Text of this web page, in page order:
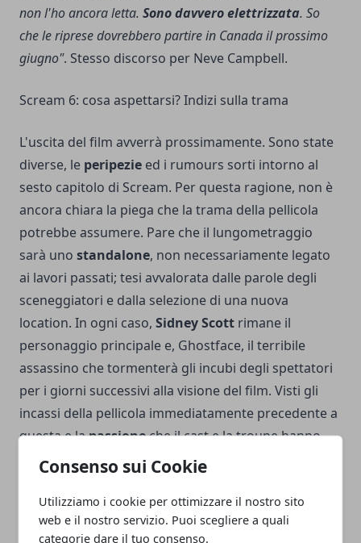
Consenso sui Cookie
Utilizziamo i cookie per ottimizzare il nostro sito
web e il nostro servizio. Puoi scegliere a quali
categorie dare il tuo consenso.
non l'ho ancora letta. Sono davvero elettrizzata. So
che le riprese dovrebbero partire in Canada il prossimo
giugno". Stesso discorso per Neve Campbell.
Scream 6: cosa aspettarsi? Indizi sulla trama
L'uscita del film avverrà prossimamente. Sono state
diverse, le peripezie ed i rumours sorti intorno al
sesto capitolo di Scream. Per questa ragione, non è
ancora chiara la piega che la trama della pellicola
potrebbe assumere. Pare che il lungometraggio
sarà uno standalone, non necessariamente legato
ai lavori passati; tesi avvalorata dalle parole degli
sceneggiatori e dalla selezione di una nuova
location. In ogni caso, Sidney Scott rimane il
personaggio principale e, Ghostface, il terribile
assassino che tormenterà gli incubi degli spettatori
per i giorni successivi alla visione del film. Visti gli
incassi della pellicola immediatamente precedente a
questa e lapassioneche il cast e la troupe hanno
rivelato di avere in numerose interviste, Scream 6 si
scena da batticuore, come ogni horror che si
rispetti.